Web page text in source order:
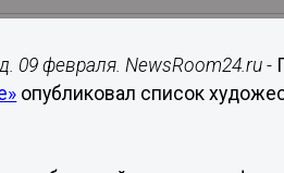
09 февраля. NewsRoom24.ru -
опубликовал список